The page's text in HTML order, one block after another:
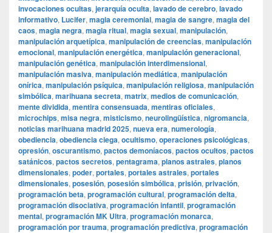
invocaciones ocultas, jerarquía oculta, lavado de cerebro, lavado
informativo, Lucifer, magia ceremonial, magia de sangre, magia del
caos, magia negra, magia ritual, magia sexual, manipulación,
manipulación arquetípica, manipulación de creencias, manipulación
emocional, manipulación energética, manipulación generacional,
manipulación genética, manipulación interdimensional,
manipulación masiva, manipulación mediática, manipulación
onírica, manipulación psíquica, manipulación religiosa, manipulación
simbólica, marihuana secreta, matrix, medios de comunicación,
mente dividida, mentira consensuada, mentiras oficiales,
microchips, misa negra, misticismo, neurolingüística, nigromancia,
noticias marihuana madrid 2025, nueva era, numerología,
obediencia, obediencia ciega, ocultismo, operaciones psicológicas,
opresión, oscurantismo, pactos demoníacos, pactos ocultos, pactos
satánicos, pactos secretos, pentagrama, planos astrales, planos
dimensionales, poder, portales, portales astrales, portales
dimensionales, posesión, posesión simbólica, prisión, privación,
programación beta, programación cultural, programación delta,
programación disociativa, programación infantil, programación
mental, programación MK Ultra, programación monarca,
programación por trauma, programación predictiva, programación